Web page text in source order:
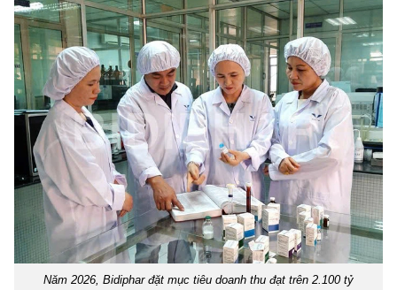
Năm 2026, Bidiphar đặt mục tiêu doanh thu đạt trên 2.100 tỷ